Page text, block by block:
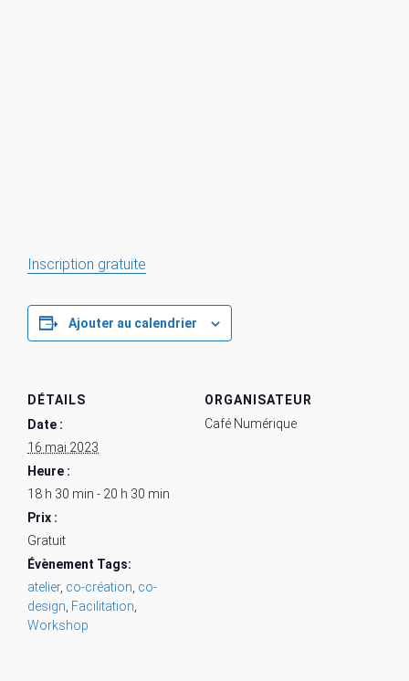
Inscription gratuite
Ajouter au calendrier
DÉTAILS
Date :
16 mai 2023
Heure :
18 h 30 min - 20 h 30 min
Prix :
Gratuit
Évènement Tags:
atelier, co-création co-
design Facilitation
Workshop
ORGANISATEUR
Café Numérique